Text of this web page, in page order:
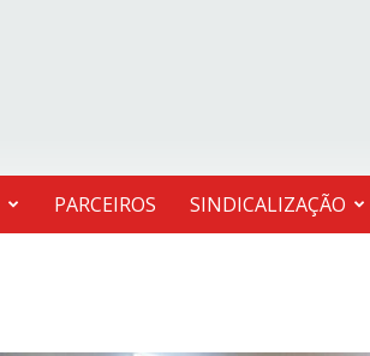
PARCEIROS SINDICALIZAÇÃO